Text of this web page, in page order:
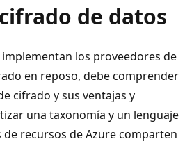
de datos
los proveedores de
en reposo, debe comprender
cifrado y sus ventajas y
una taxonomía y un lenguaje
recursos de Azure comparten